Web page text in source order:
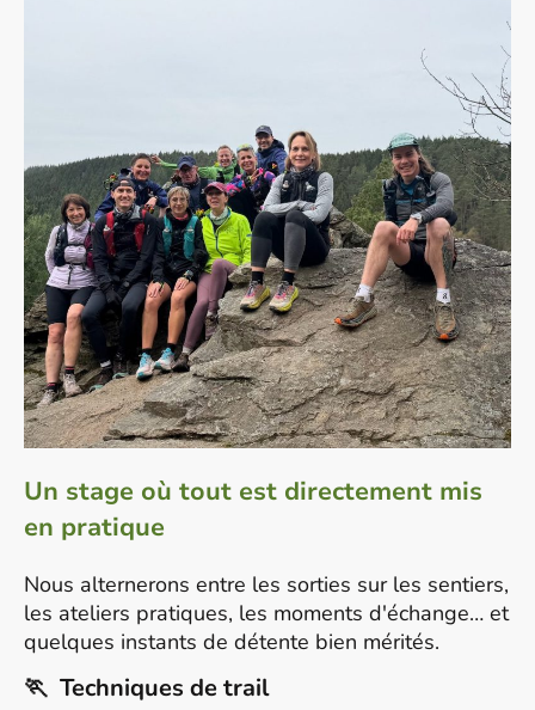
Un stage où tout est directement mis
en pratique
Nous alternerons entre les sorties sur les sentiers,
les ateliers pratiques, les moments d'échange… et
quelques instants de détente bien mérités.
🏃 Techniques de trail